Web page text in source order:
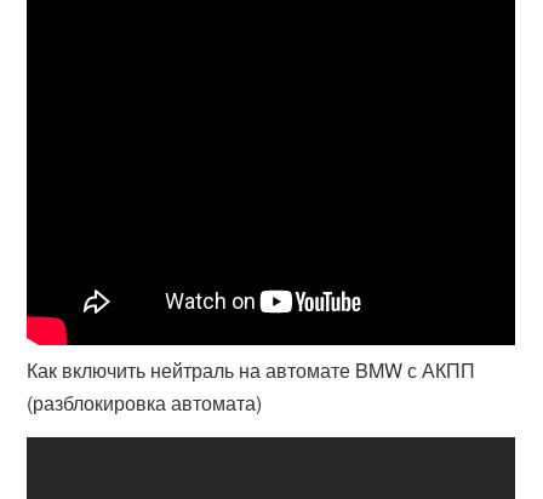
Как включить нейтраль на автомате BMW с АКПП
(разблокировка автомата)